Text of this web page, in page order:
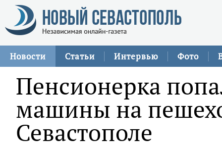
Новости Статьи Интервью Фото
Пенсионерка
машины на
Севастополе